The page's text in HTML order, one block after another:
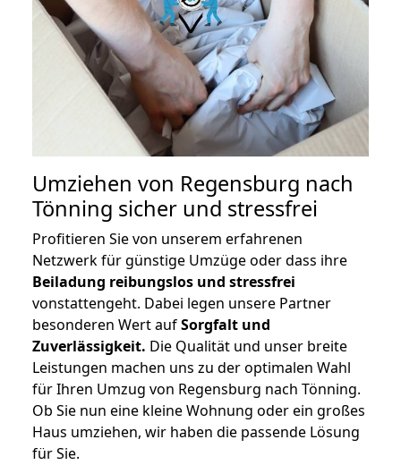
Umziehen von Regensburg nach
Tönning sicher und stressfrei
Profitieren Sie von unserem erfahrenen
Netzwerk für günstige Umzüge oder dass ihre
Beiladung reibungslos und stressfrei
vonstattengeht. Dabei legen unsere Partner
besonderen Wert aufSorgfalt und
Zuverlässigkeit. Die Qualität und unser breite
Leistungen machen uns zu der optimalen Wahl
für Ihren Umzug von Regensburg nach Tönning.
Ob Sie nun eine kleine Wohnung oder ein großes
Haus umziehen, wir haben die passende Lösung
für Sie.